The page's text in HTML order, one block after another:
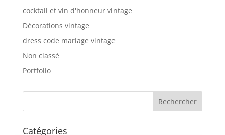
cocktail et vin d'honneur vintage
Décorations vintage
dress code mariage vintage
Non classé
Portfolio
Catégories